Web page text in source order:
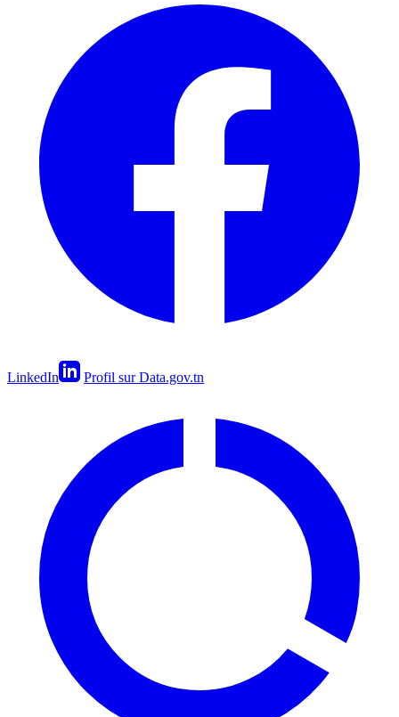
LinkedIn Profil sur Data.gov.tn